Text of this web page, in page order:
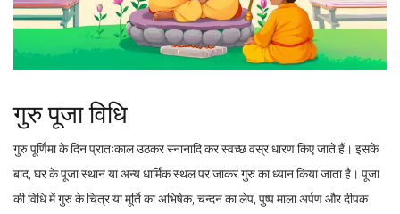
गुरु पूजा विधि
गुरु पूर्णिमा के दिन प्रातःकाल उठकर स्नानादि कर स्वच्छ वस्र धारण किए जाते हैं। इसके
बाद, घर के पूजा स्थान या अन्य धार्मिक स्थल पर जाकर गुरु का ध्यान किया जाता है। पूजा
की विधि में गुरु के चित्र या मूर्ति का अभिषेक, चन्दन का लेप, पुष्प माला अर्पण और दीपक